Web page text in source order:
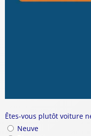
Êtes-vous plutôt voiture
Neuve